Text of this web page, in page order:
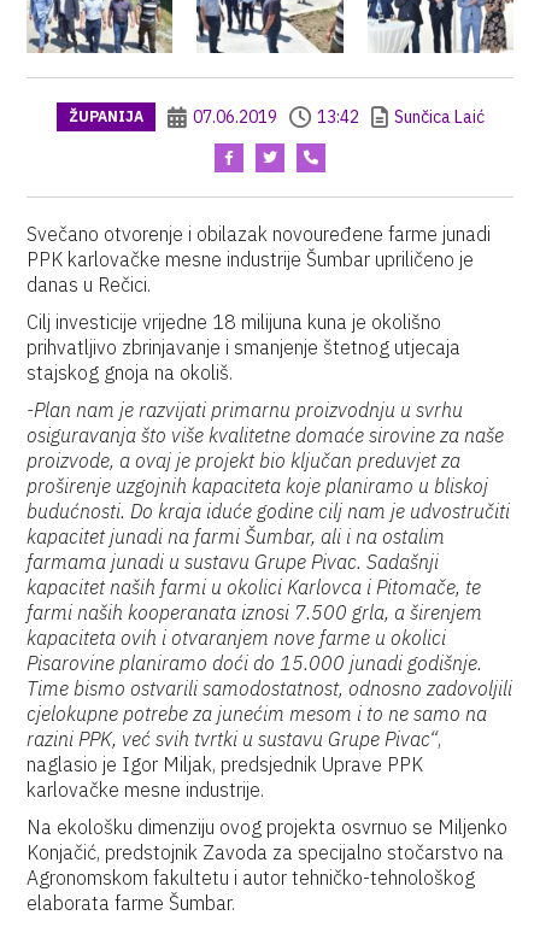
ŽUPANIJA 07.06.2019 13:42 Sunčica Laić
Svečano otvorenje i obilazak novouređene farme junadi
PPK karlovačke mesne industrije Šumbar upriličeno je
danas u Rečici.
Cilj investicije vrijedne 18 milijuna kuna je okolišno
prihvatljivo zbrinjavanje i smanjenje štetnog utjecaja
stajskog gnoja na okoliš.
-Plan nam je razvijati primarnu proizvodnju u svrhu
osiguravanja što više kvalitetne domaće sirovine za naše
proizvode, a ovaj je projekt bio ključan preduvjet za
proširenje uzgojnih kapaciteta koje planiramo u bliskoj
budućnosti. Do kraja iduće godine cilj nam je udvostručiti
kapacitet junadi na farmi Šumbar, ali i na ostalim
farmama junadi u sustavu Grupe Pivac. Sadašnji
kapacitet naših farmi u okolici Karlovca i Pitomače, te
farmi naših kooperanata iznosi 7.500 grla, a širenjem
kapaciteta ovih i otvaranjem nove farme u okolici
Pisarovine planiramo doći do 15.000 junadi godišnje.
Time bismo ostvarili samodostatnost, odnosno zadovoljili
cjelokupne potrebe za junećim mesom i to ne samo na
razini PPK, već svih tvrtki u sustavu Grupe Pivac“,
naglasio je Igor Miljak, predsjednik Uprave PPK
karlovačke mesne industrije.
Na ekološku dimenziju ovog projekta osvrnuo se Miljenko
Konjačić, predstojnik Zavoda za specijalno stočarstvo na
Agronomskom fakultetu i autor tehničko-tehnološkog
elaborata farme Šumbar.